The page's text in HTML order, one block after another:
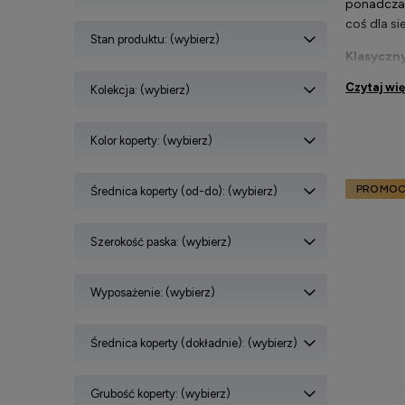
Stan produktu: (wybierz)
Kolekcja: (wybierz)
Kolor koperty: (wybierz)
Średnica koperty (od-do): (wybierz)
Szerokość paska: (wybierz)
Wyposażenie: (wybierz)
Średnica koperty (dokładnie): (wybierz)
Grubość koperty: (wybierz)
coś dla
się
Zegarki
zegarek
Czytaj